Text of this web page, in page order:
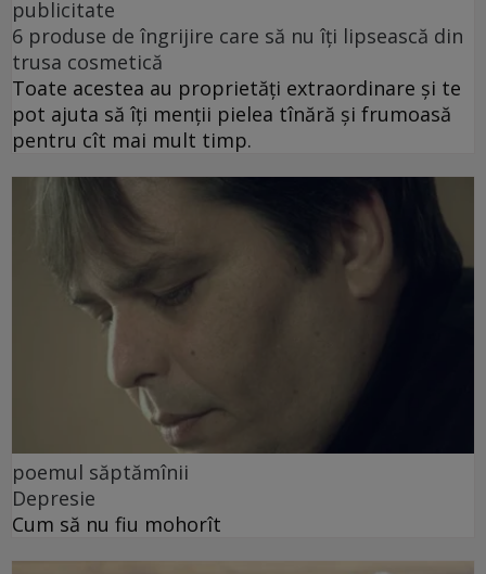
publicitate
6 produse de îngrijire care să nu îți lipsească din
trusa cosmetică
Toate acestea au proprietăți extraordinare și te
pot ajuta să îți menții pielea tînără și frumoasă
pentru cît mai mult timp.
poemul săptămînii
Depresie
Cum să nu fiu mohorît